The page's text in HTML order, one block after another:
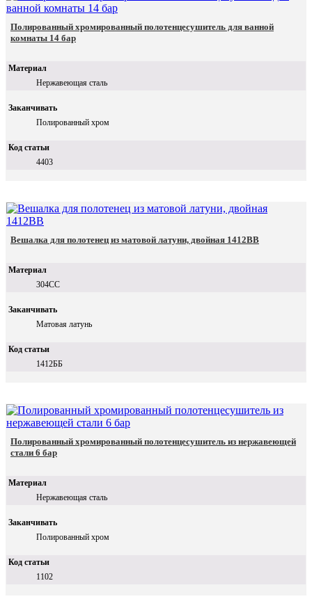
Полированный хромированный полотенцесушитель для ванной
комнаты 14 бар
Материал
Нержавеющая сталь
Заканчивать
Полированный хром
Код статьи
4403
Вешалка для полотенец из матовой латуни, двойная 1412BB
Материал
304СС
Заканчивать
Матовая латунь
Код статьи
1412ББ
Полированный хромированный полотенцесушитель из нержавеющей
стали 6 бар
Материал
Нержавеющая сталь
Заканчивать
Полированный хром
Код статьи
1102